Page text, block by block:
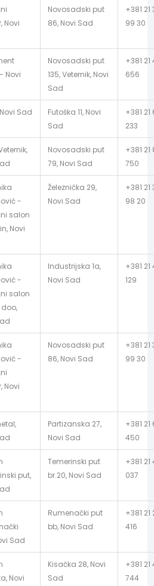
Novi
Novosadski put
86, Novi Sad
+381 21
99 30
Novi
Novosadski put
135, Veternik, Novi
Sad
+381 21
656
Sad
Futoška 11, Novi
Sad
+381 21
233
Novosadski put
79, Novi Sad
+381 21
750
-
salon
Novi
Železnička 29,
Novi Sad
+381 21
98 20
-
salon
doo,
Industrijska 1a,
Novi Sad
+381
129
-
Novi
Novosadski put
86, Novi Sad
+381 21
99 30
Partizanska 27,
Novi Sad
+381 21
450
put,
Temerinski put
br.20, Novi Sad
+381 21
037
Sad
Rumenački put
bb, Novi Sad
+381 21
416
Novi
Kisačka 28, Novi
Sad
+381 21
744